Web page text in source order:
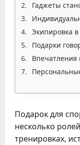
Гаджеты
Экипировка в
Подарки
Впечатления
Персональные
Подарок для
несколько
тренировках,